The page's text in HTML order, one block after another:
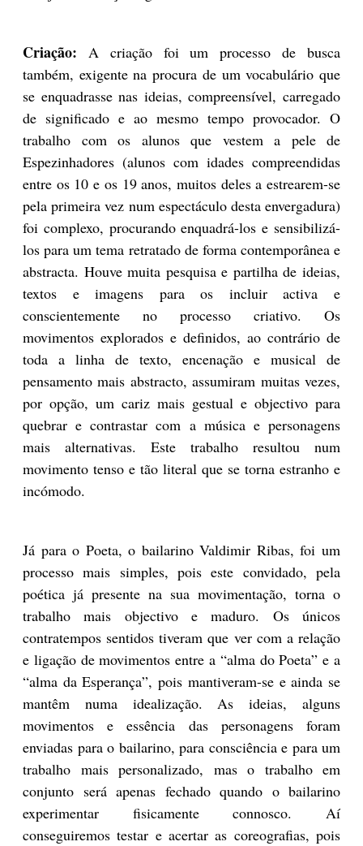
Criação: A criação foi um processo de busca
também, exigente na procura de um vocabulário que
se enquadrasse nas ideias, compreensível, carregado
de significado e ao mesmo tempo provocador. O
trabalho com os alunos que vestem a pele de
Espezinhadores (alunos com idades compreendidas
entre os 10 e os 19 anos, muitos deles a estrearem-se
pela primeira vez num espectáculo desta envergadura)
foi complexo, procurando enquadrá-los e sensibilizá-
los para um tema retratado de forma contemporânea e
abstracta. Houve muita pesquisa e partilha de ideias,
textos e imagens para os incluir activa e
conscientemente no processo criativo. Os
movimentos explorados e definidos, ao contrário de
toda a linha de texto, encenação e musical de
pensamento mais abstracto, assumiram muitas vezes,
por opção, um cariz mais gestual e objectivo para
quebrar e contrastar com a música e personagens
mais alternativas. Este trabalho resultou num
movimento tenso e tão literal que se torna estranho e
incómodo.
Já para o Poeta, o bailarino Valdimir Ribas, foi um
processo mais simples, pois este convidado, pela
poética já presente na sua movimentação, torna o
trabalho mais objectivo e maduro. Os únicos
contratempos sentidos tiveram que ver com a relação
e ligação de movimentos entre a “alma do Poeta” e a
“alma da Esperança”, pois mantiveram-se e ainda se
mantêm numa idealização. As ideias, alguns
movimentos e essência das personagens foram
enviadas para o bailarino, para consciência e para um
trabalho mais personalizado, mas o trabalho em
conjunto será apenas fechado quando o bailarino
experimentar fisicamente connosco. Aí
conseguiremos testar e acertar as coreografias, pois